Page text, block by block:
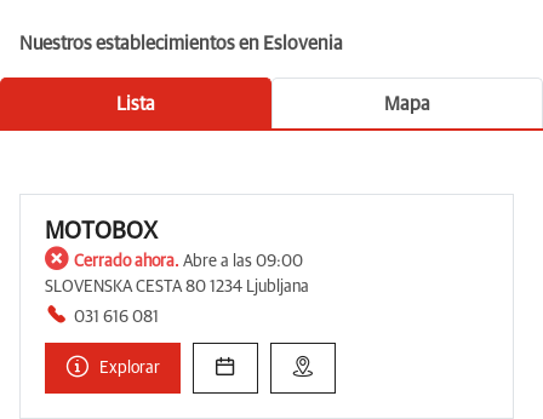
Nuestros establecimientos en Eslovenia
Lista Mapa
MOTOBOX
Cerrado ahora. Abre a las 09:00
SLOVENSKA CESTA 80 1234 Ljubljana
031 616 081
Explorar